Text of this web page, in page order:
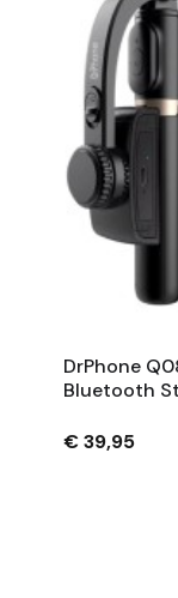
DrPhone
Bluetooth
€ 39,95